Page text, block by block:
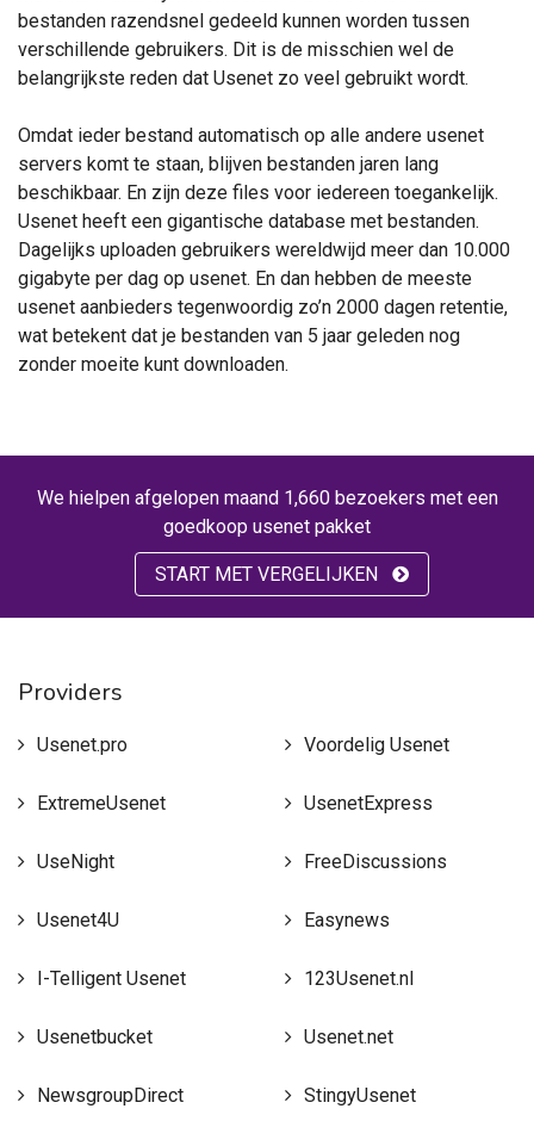
bestanden razendsnel gedeeld kunnen worden tussen
verschillende gebruikers. Dit is de misschien wel de
belangrijkste reden dat Usenet zo veel gebruikt wordt.
Omdat ieder bestand automatisch op alle andere usenet
servers komt te staan, blijven bestanden jaren lang
beschikbaar. En zijn deze files voor iedereen toegankelijk.
Usenet heeft een gigantische database met bestanden.
Dagelijks uploaden gebruikers wereldwijd meer dan 10.000
gigabyte per dag op usenet. En dan hebben de meeste
usenet aanbieders tegenwoordig zo’n 2000 dagen retentie,
wat betekent dat je bestanden van 5 jaar geleden nog
zonder moeite kunt downloaden.
We hielpen afgelopen maand 1,660 bezoekers met een
goedkoop usenet pakket
START MET VERGELIJKEN
Providers
Usenet.pro Voordelig Usenet
ExtremeUsenet UsenetExpress
UseNight FreeDiscussions
Usenet4U Easynews
I-Telligent Usenet 123Usenet.nl
Usenetbucket Usenet.net
NewsgroupDirect StingyUsenet